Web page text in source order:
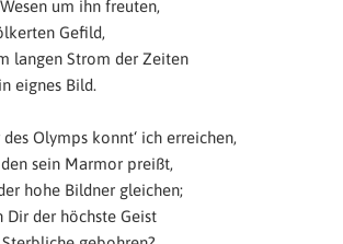
um ihn freuten,
Gefild,
langen Strom der Zeiten
eignes Bild.
des Olymps konnt‘ ich erreichen,
sein Marmor preißt,
hohe Bildner gleichen;
Dir der höchste Geist